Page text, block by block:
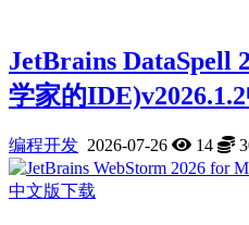
JetBrains DataSpell
学家的
编程开发 2026-07-26 14